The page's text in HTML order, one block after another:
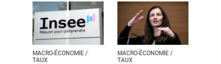
MACRO-ÉCONOMIE /
TAUX
MACRO-ÉCONOMIE /
TAUX